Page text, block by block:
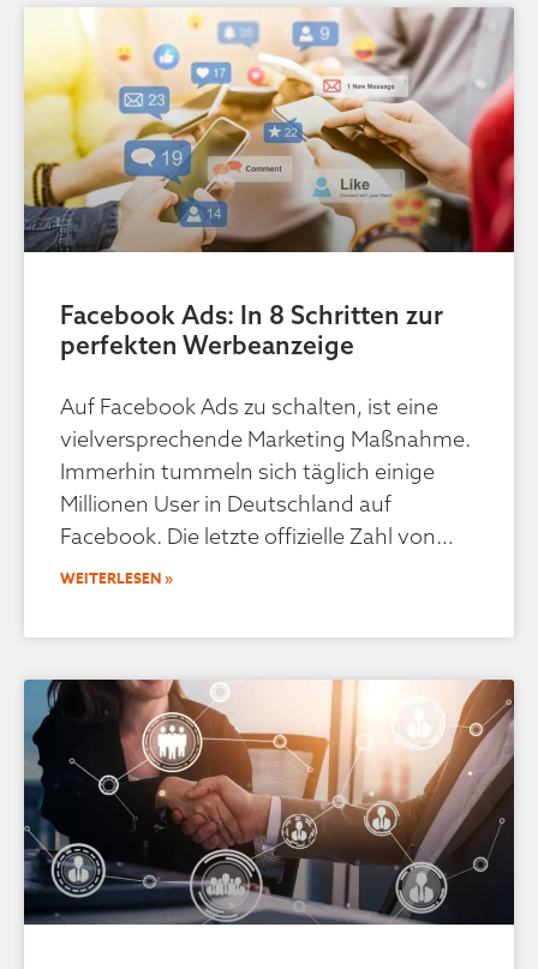
Facebook Ads: In 8 Schritten zur
perfekten Werbeanzeige
Auf Facebook Ads zu schalten, ist eine
vielversprechende Marketing Maßnahme.
Immerhin tummeln sich täglich einige
Millionen User in Deutschland auf
Facebook. Die letzte offizielle Zahl von
WEITERLESEN »